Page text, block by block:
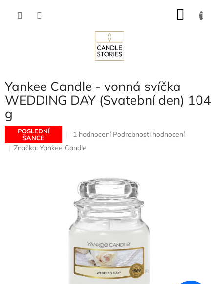
Yankee Candle - vonná svíčka
WEDDING DAY (Svatební den) 104
g
POSLEDNÍ
ŠANCE
Průměrné
hodnocení
produktu
hvězdiček.
1 hodnocení Podrobnosti hodnocení
Značka: Yankee Candle